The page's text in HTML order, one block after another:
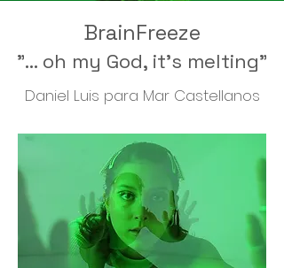
BrainFreeze
"... oh my God, it's melting"
Daniel Luis para Mar Castellanos